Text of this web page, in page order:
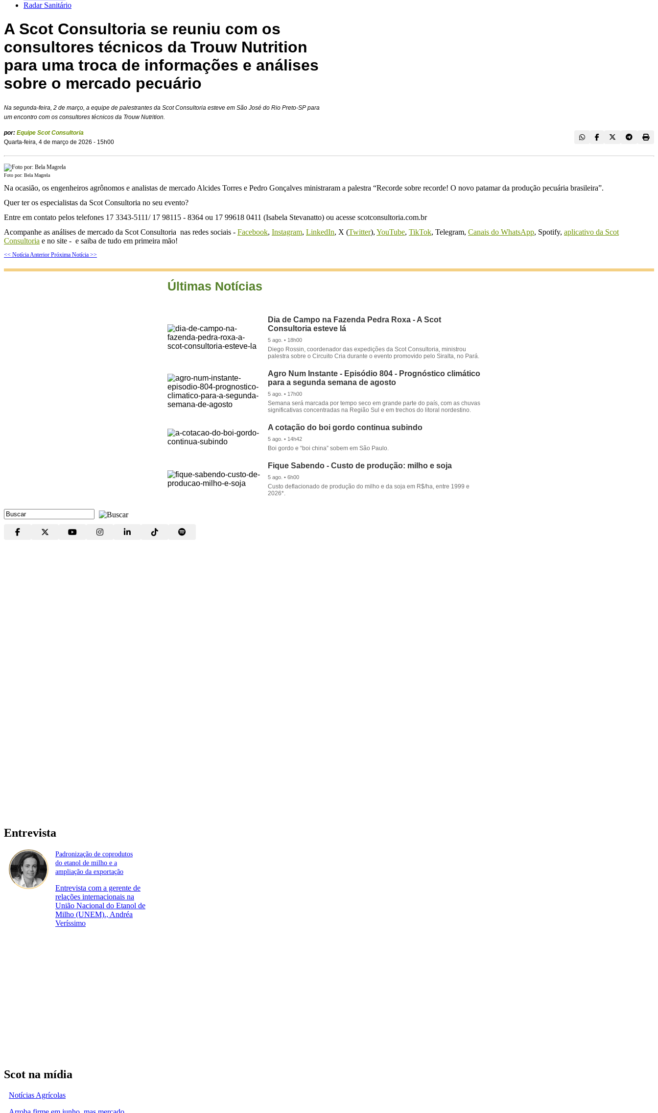
Radar Sanitário
A Scot Consultoria se reuniu com os
consultores técnicos da Trouw Nutrition
para uma troca de informações e análises
sobre o mercado pecuário
Na segunda-feira, 2 de março, a equipe de palestrantes da Scot Consultoria esteve em São José do Rio Preto-SP para
um encontro com os consultores técnicos da Trouw Nutrition.
por: Equipe Scot Consultoria
Quarta-feira, 4 de março de 2026 - 15h00
Foto por: Bela Magrela
Na ocasião, os engenheiros agrônomos e analistas de mercado Alcides Torres e Pedro Gonçalves ministraram a palestra “Recorde sobre recorde! O novo patamar da produção pecuária brasileira”.
Quer ter os especialistas da Scot Consultoria no seu evento?
Entre em contato pelos telefones 17 3343-5111/ 17 98115 - 8364 ou 17 99618 0411 (Isabela Stevanatto) ou acesse scotconsultoria.com.br
Acompanhe as análises de mercado da Scot Consultoria nas redes sociais - Facebook, Instagram, LinkedIn, X (Twitter), YouTube, TikTok, Telegram, Canais do WhatsApp, Spotify, aplicativo da Scot
Consultoria e no site - e saiba de tudo em primeira mão!
<< Notícia Anterior Próxima Notícia >>
Últimas Notícias
Dia de Campo na Fazenda Pedra Roxa - A Scot
Consultoria esteve lá
5 ago. • 18h00
Diego Rossin, coordenador das expedições da Scot Consultoria, ministrou
palestra sobre o Circuito Cria durante o evento promovido pelo Siralta, no Pará.
Agro Num Instante - Episódio 804 - Prognóstico climático
para a segunda semana de agosto
5 ago. • 17h00
Semana será marcada por tempo seco em grande parte do país, com as chuvas
significativas concentradas na Região Sul e em trechos do litoral nordestino.
A cotação do boi gordo continua subindo
5 ago. • 14h42
Boi gordo e “boi china” sobem em São Paulo.
Fique Sabendo - Custo de produção: milho e soja
5 ago. • 6h00
Custo deflacionado de produção do milho e da soja em R$/ha, entre 1999 e
2026*.
Entrevista
Padronização de coprodutos
do etanol de milho e a
ampliação da exportação
Entrevista com a gerente de
relações internacionais na
União Nacional do Etanol de
Milho (UNEM)., Andréa
Veríssimo
Scot na mídia
Notícias Agrícolas